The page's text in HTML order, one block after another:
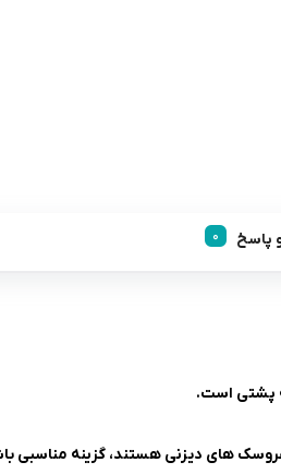
پاسخ
پشتی است.
های دیزنی هستند، گزینه مناسبی